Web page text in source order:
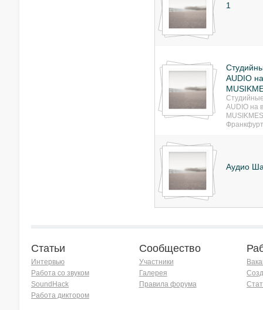
1
AUDIO
AUDIO на
Аудио
Статьи
Интервью
Работа со звуком
SoundHack
Работа диктором
Сообщество
Участники
Галерея
Правила форума